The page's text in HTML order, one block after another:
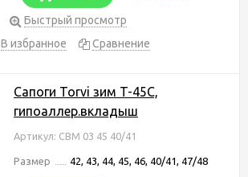
Быстрый просмотр
В избранное
Сравнение
Сапоги Torvi зим T-45C,
гипоаллер.вкладыш
Артикул: СВМ 03 45 40/41
Размер 42, 43, 44, 45, 46, 40/41, 47/48